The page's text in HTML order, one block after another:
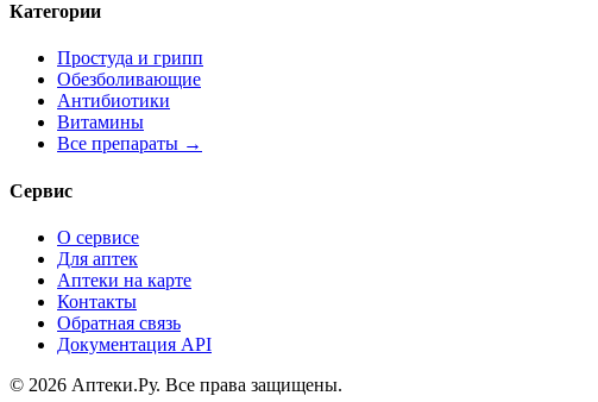
Категории
Простуда и грипп
Обезболивающие
Антибиотики
Витамины
Все препараты →
Сервис
О сервисе
Для аптек
Аптеки на карте
Контакты
Обратная связь
Документация API
© 2026 Аптеки.Ру. Все права защищены.